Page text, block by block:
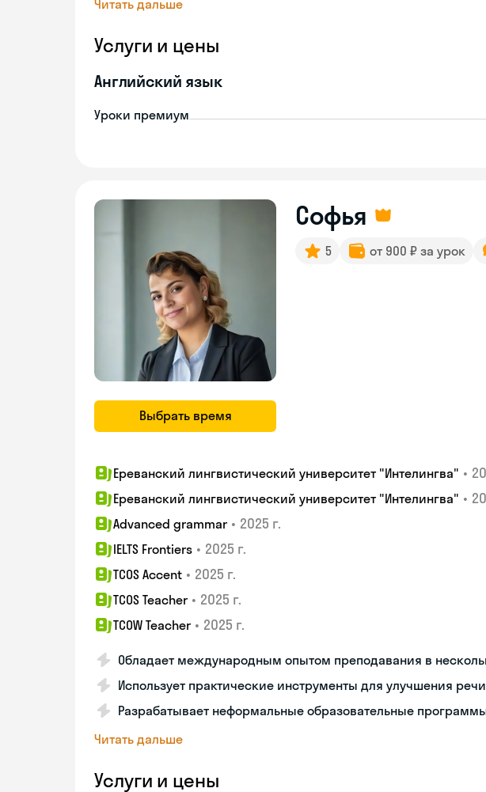
Читать дальше
Услуги и цены
Английский язык
Уроки премиум
Выбрать время
Софья
5 от 900 ₽ за урок
Ереванский лингвистический университет "Интелингва" •
Ереванский лингвистический университет "Интелингва" •
Advanced grammar • 2025 г.
IELTS Frontiers • 2025 г.
TCOS Accent • 2025 г.
TCOS Teacher • 2025 г.
TCOW Teacher • 2025 г.
Обладает международным опытом преподавания в
Использует практические инструменты для улучшения речи
Разрабатывает неформальные образовательные
Читать дальше
Услуги и цены